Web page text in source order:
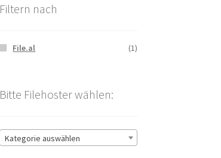
Filtern nach
File.al (1)
Bitte Filehoster wählen:
Kategorie auswählen